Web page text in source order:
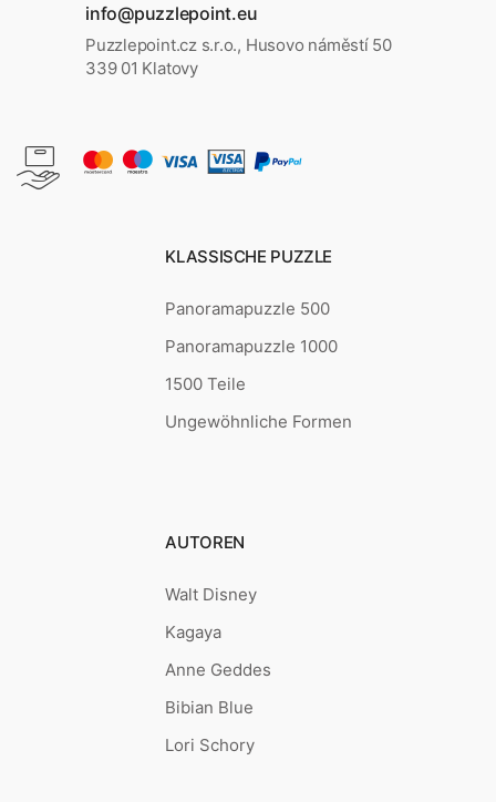
info@puzzlepoint.eu
Puzzlepoint.cz s.r.o., Husovo náměstí 50
339 01 Klatovy
KLASSISCHE PUZZLE
Panoramapuzzle 500
Panoramapuzzle 1000
1500 Teile
Ungewöhnliche Formen
AUTOREN
Walt Disney
Kagaya
Anne Geddes
Bibian Blue
Lori Schory